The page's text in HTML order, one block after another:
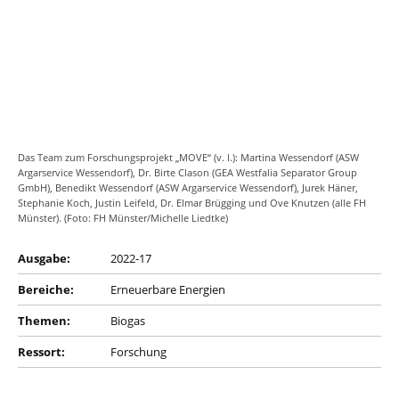
Das Team zum Forschungsprojekt „MOVE“ (v. l.): Martina Wessendorf (ASW
Argarservice Wessendorf), Dr. Birte Clason (GEA Westfalia Separator Group
GmbH), Benedikt Wessendorf (ASW Argarservice Wessendorf), Jurek Häner,
Stephanie Koch, Justin Leifeld, Dr. Elmar Brügging und Ove Knutzen (alle FH
Münster). (Foto: FH Münster/Michelle Liedtke)
Ausgabe:
2022-17
Bereiche:
Erneuerbare Energien
Themen:
Biogas
Ressort:
Forschung